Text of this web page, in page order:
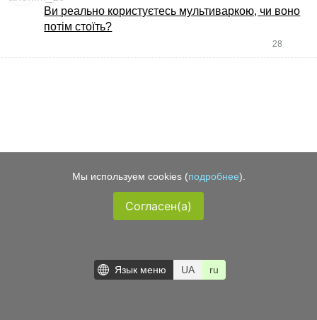
Ви реально користуєтесь мультиваркою, чи воно
потім стоїть?
28
Мы используем cookies (подробнее).
Согласен(а)
Язык меню UA ru